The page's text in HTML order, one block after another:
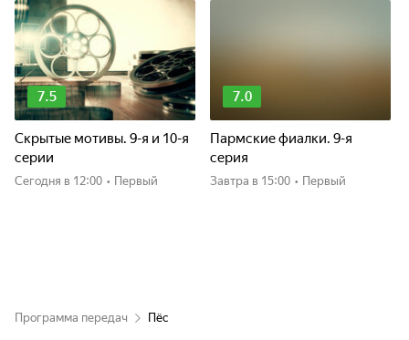
7.5
Скрытые мотивы. 9-я и 10-я
серии
Сегодня в 12:00 • Первый
7.0
Пармские фиалки. 9-я
серия
Завтра в 15:00 • Первый
Программа передач Пёс